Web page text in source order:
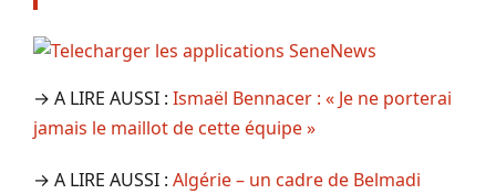
→ A LIRE AUSSI : Ismaël Bennacer : « Je ne porterai
jamais le maillot de cette équipe »
→ A LIRE AUSSI : Algérie – un cadre de Belmadi